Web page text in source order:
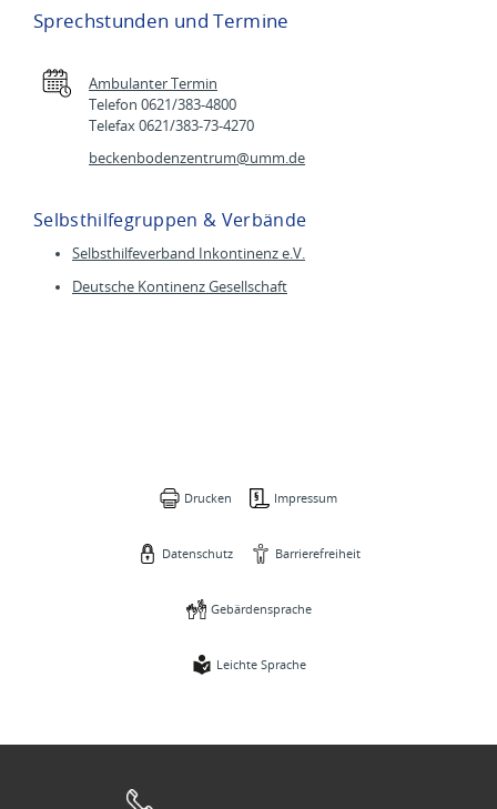
Sprechstunden und Termine
Ambulanter Termin
Telefon 0621/383-4800
Telefax 0621/383-73-4270
beckenbodenzentrum@umm.de
Selbsthilfegruppen & Verbände
Selbsthilfeverband Inkontinenz e.V.
Deutsche Kontinenz Gesellschaft
Drucken Impressum
Datenschutz Barrierefreiheit
Gebärdensprache
Leichte Sprache